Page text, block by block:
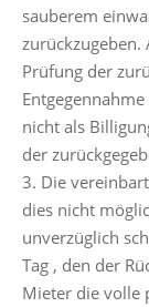
sauberem
Prüfung der
nicht als
der
3. Die
dies nicht
unverzüglich
Tag , den der
Mieter die volle